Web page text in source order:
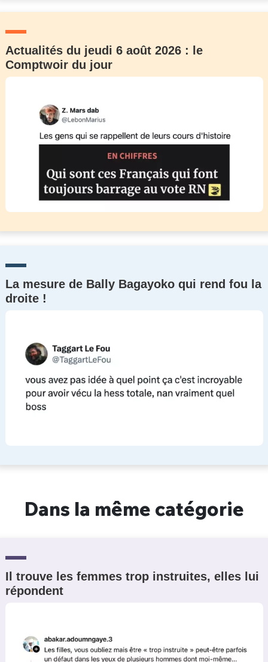
Actualités du jeudi 6 août 2026 : le
Comptwoir du jour
La mesure de Bally Bagayoko qui rend fou la
droite !
Dans la même catégorie
Il trouve les femmes trop instruites, elles lui
répondent